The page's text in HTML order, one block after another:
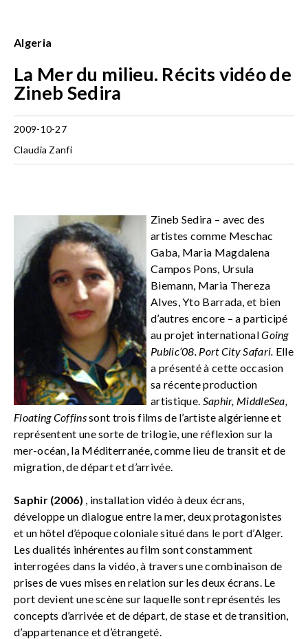
Algeria
La Mer du milieu. Récits vidéo de
Zineb Sedira
2009-10-27
Claudia Zanfi
Zineb Sedira – avec des
artistes comme Meschac
Gaba, Maria Magdalena
Campos Pons, Ursula
Biemann, Maria Thereza
Alves, Yto Barrada, et bien
d’autres encore – a participé
au projet internationalGoing
Public’08. Port City Safari. Elle
a présenté à cette occasion
sa récente production
artistique. Saphir, MiddleSea,
Floating Coffinssont trois films de l’artiste algérienne et
représentent une sorte de trilogie, une réflexion sur la
mer-océan, la Méditerranée, comme lieu de transit et de
migration, de départ et d’arrivée.
Saphir (2006) , installation vidéo à deux écrans,
développe un dialogue entre la mer, deux protagonistes
et un hôtel d’époque coloniale situé dans le port d’Alger.
Les dualités inhérentes au film sont constamment
interrogées dans la vidéo, à travers une combinaison de
prises de vues mises en relation sur les deux écrans. Le
port devient une scène sur laquelle sont représentés les
concepts d’arrivée et de départ, de stase et de transition,
d’appartenance et d’étrangeté.